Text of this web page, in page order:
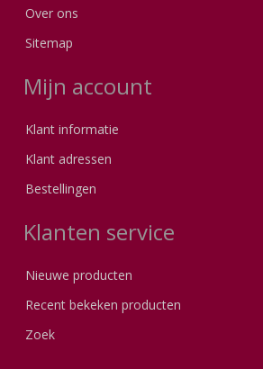
Over ons
Sitemap
Mijn account
Klant informatie
Klant adressen
Bestellingen
Klanten service
Nieuwe producten
Recent bekeken producten
Zoek